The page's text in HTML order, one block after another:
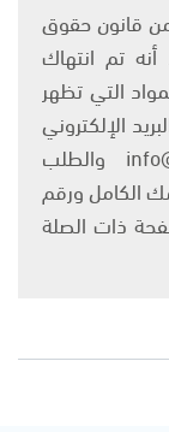
المواد وفقًا للمادة 27 أ من قانون حقوق
تعتقد أنه تم انتهاك
التي تظهر
الإلكتروني
على العنوان التالي: info@ashams.com والطلب
الكامل ورقم
ذات الصلة